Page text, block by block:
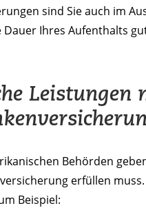
sind Sie auch im
Dauer Ihres Aufenthalts
Leistungen
Behörden
erfüllen
Beispiel: